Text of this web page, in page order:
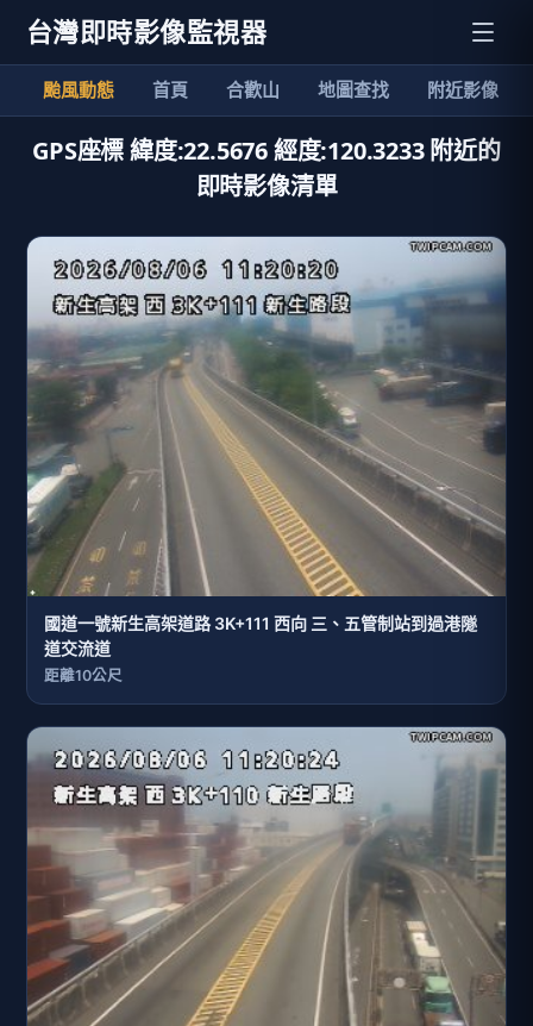
台灣即時影像監視器
颱風動態 首頁 合歡山 地圖查找 附近影像
GPS座標 緯度:22.5676 經度:120.3233 附近的
即時影像清單
國道一號新生高架道路 3K+111 西向 三、五管制站到過港隧
道交流道
距離10公尺